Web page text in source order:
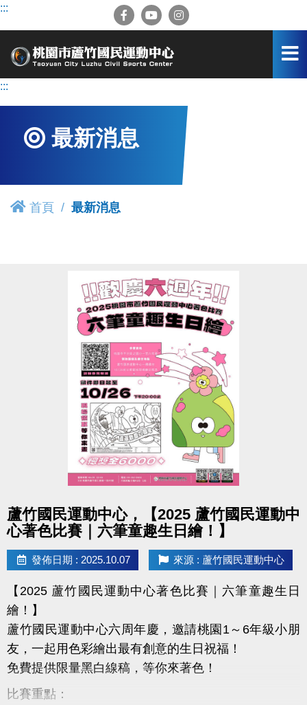
跳
容
:::
:::
最新消息
首頁 最新消息
蘆竹國民運動中心，【2025 蘆竹國民運動中
心著色比賽｜六筆童趣生日繪！】
發佈日期 : 2025.10.07 來源 : 蘆竹國民運動中心
【2025 蘆竹國民運動中心著色比賽｜六筆童趣生日
繪！】
蘆竹國民運動中心六周年慶，邀請桃園1～6年級小朋
友，一起用色彩繪出最有創意的生日祝福！
免費提供限量黑白線稿，等你來著色！
比賽重點：